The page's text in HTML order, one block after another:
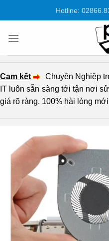
dung
Hotline:
Cam kết
Chuyên Nghiệp
IT luôn sẵn sàng tới tận nơi
giá rõ ràng. 100% hài lòng